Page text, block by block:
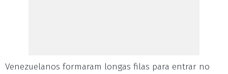
Venezuelanos formaram longas filas para entrar no